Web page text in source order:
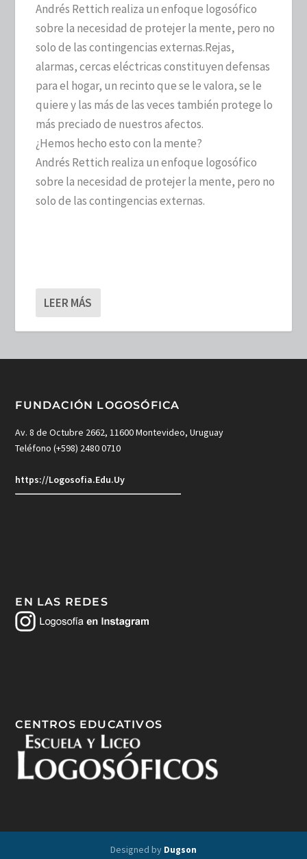
Andrés Rettich realiza un enfoque logosófico
sobre la necesidad de protejer la mente, pero no
solo de las contingencias externas.Rejas,
alarmas, cercas eléctricas constituyen defensas
para el hogar, un recinto que se le valora, se le
quiere y las más de las veces también protege lo
más preciado de nuestros afectos.
¿Hemos hecho esto con la mente?
Andrés Rettich realiza un enfoque logosófico
sobre la necesidad de protejer la mente, pero no
solo de las contingencias externas.
LEER MÁS
FUNDACIÓN LOGOSÓFICA
Av. 8 de Octubre 2662, 11600 Montevideo, Uruguay
Teléfono (+598) 2480 0710
https://Logosofia.Edu.Uy
EN LAS REDES
CENTROS EDUCATIVOS
Designed by Dugson